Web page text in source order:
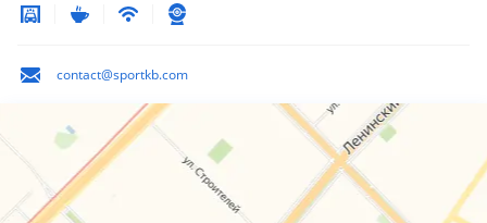
contact@sportkb.com